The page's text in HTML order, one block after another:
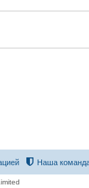
Наша